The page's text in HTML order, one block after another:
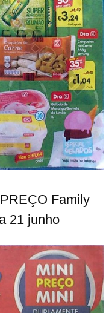
Family
21 junho